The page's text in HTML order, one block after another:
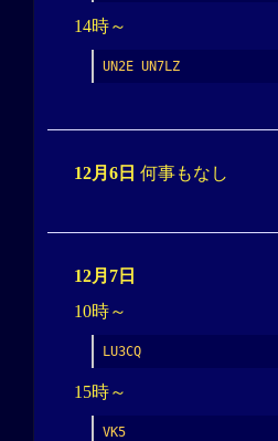
14時～
UN2E UN7LZ
12月6日 何事もなし
12月7日
10時～
LU3CQ
15時～
VK5